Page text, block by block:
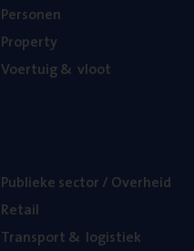
Per­so­nen
Pro­per­ty
Voer­tuig& vloot
Publie­ke sec­tor / Overheid
Retail
Trans­port& logistiek